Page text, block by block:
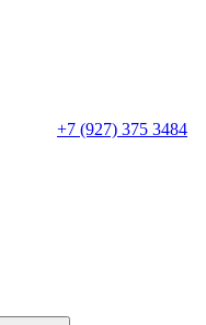
+7 (927) 375 3484